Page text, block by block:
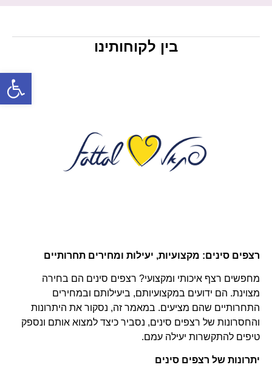
בין לקוחותינו
רצפים סינים: מקצועיות, יעילות ומחירים תחרותיים
מחפשים רצף איכותי ומקצועי? רצפים סינים הם בחירה
מצוינת. הם ידועים במקצועיותם, ביעילותם ובמחירים
התחרותיים שהם מציעים. במאמר זה, נסקור את היתרונות
והחסרונות של רצפים סינים, נסביר כיצד למצוא אותם ונספק
טיפים להתקשרות יעילה עמם.
יתרונות של רצפים סינים
פתח